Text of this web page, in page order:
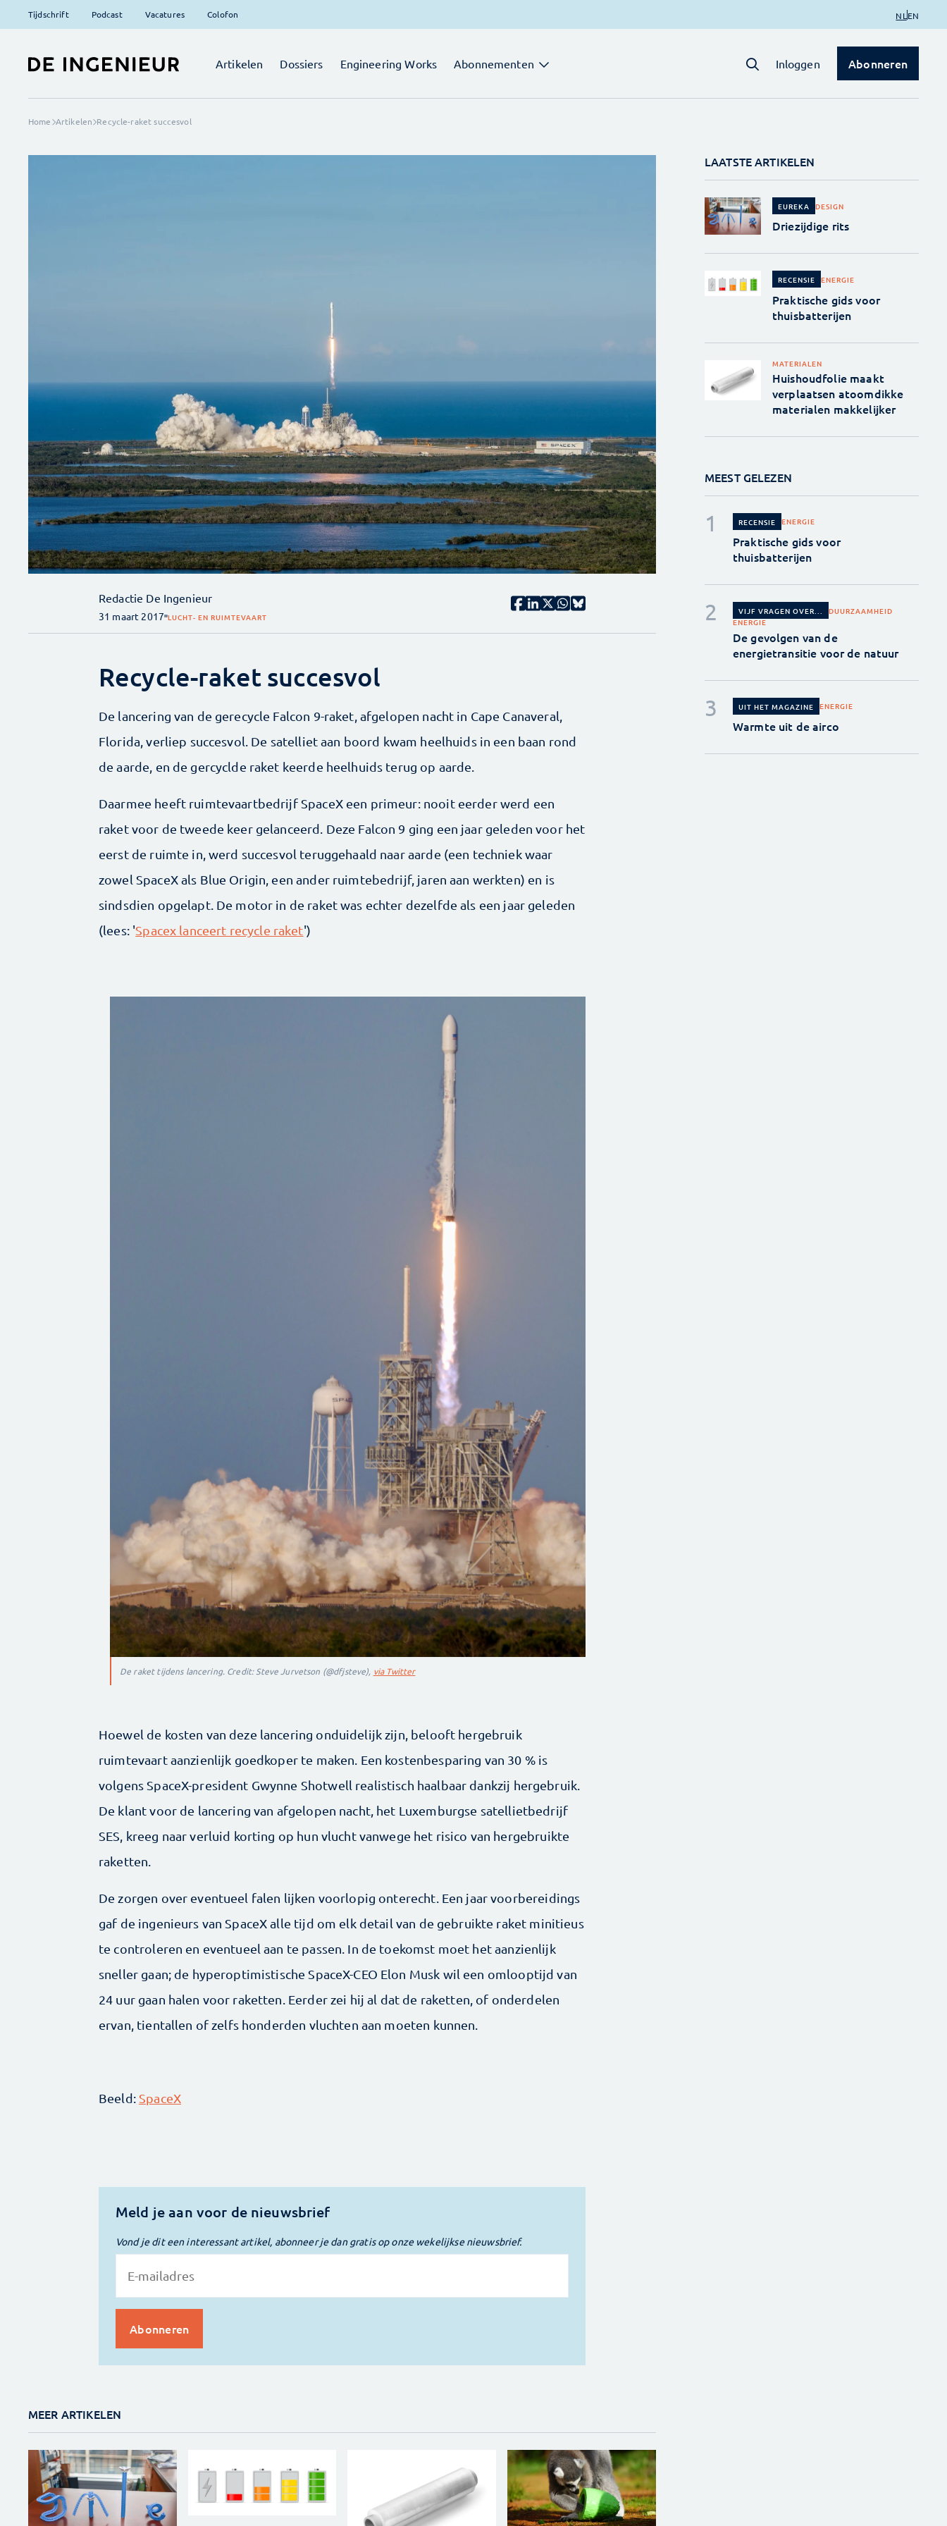
Tijdschrift Podcast Vacatures Colofon NL EN
Artikelen Dossiers Engineering Works Abonnementen Inloggen Abonneren
Home Artikelen Recycle-raket succesvol
Redactie De Ingenieur
31 maart 2017 LUCHT- EN RUIMTEVAART
Recycle-raket succesvol
De lancering van de gerecycle Falcon 9-raket, afgelopen nacht in Cape Canaveral,
Florida, verliep succesvol. De satelliet aan boord kwam heelhuids in een baan rond
de aarde, en de gercyclde raket keerde heelhuids terug op aarde.
Daarmee heeft ruimtevaartbedrijf SpaceX een primeur: nooit eerder werd een
raket voor de tweede keer gelanceerd. Deze Falcon 9 ging een jaar geleden voor het
eerst de ruimte in, werd succesvol teruggehaald naar aarde (een techniek waar
zowel SpaceX als Blue Origin, een ander ruimtebedrijf, jaren aan werkten) en is
sindsdien opgelapt. De motor in de raket was echter dezelfde als een jaar geleden
(lees: 'Spacex lanceert recycle raket')
De raket tijdens lancering. Credit: Steve Jurvetson (@dfjsteve), via Twitter
Hoewel de kosten van deze lancering onduidelijk zijn, belooft hergebruik
ruimtevaart aanzienlijk goedkoper te maken. Een kostenbesparing van 30 % is
volgens SpaceX-president Gwynne Shotwell realistisch haalbaar dankzij hergebruik.
De klant voor de lancering van afgelopen nacht, het Luxemburgse satellietbedrijf
SES, kreeg naar verluid korting op hun vlucht vanwege het risico van hergebruikte
raketten.
De zorgen over eventueel falen lijken voorlopig onterecht. Een jaar voorbereidings
gaf de ingenieurs van SpaceX alle tijd om elk detail van de gebruikte raket minitieus
te controleren en eventueel aan te passen. In de toekomst moet het aanzienlijk
sneller gaan; de hyperoptimistische SpaceX-CEO Elon Musk wil een omlooptijd van
24 uur gaan halen voor raketten. Eerder zei hij al dat de raketten, of onderdelen
ervan, tientallen of zelfs honderden vluchten aan moeten kunnen.
Beeld: SpaceX
Meld je aan voor de nieuwsbrief
Vond je dit een interessant artikel, abonneer je dan gratis op onze wekelijkse nieuwsbrief.
MEER ARTIKELEN
LAATSTE ARTIKELEN
EUREKA DESIGN
Driezijdige rits
RECENSIE ENERGIE
Praktische gids voor
thuisbatterijen
MATERIALEN
Huishoudfolie maakt
verplaatsen atoomdikke
materialen makkelijker
MEEST GELEZEN
RECENSIE ENERGIE
Praktische gids voor
thuisbatterijen
VIJF VRAGEN OVER...
DUURZAAMHEID
ENERGIE
De gevolgen van de
energietransitie voor de natuur
UIT HET MAGAZINE ENERGIE
Warmte uit de airco